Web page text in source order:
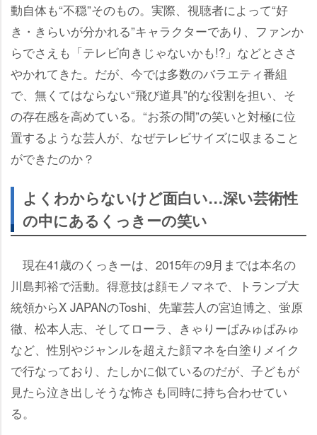
動自体も“不穏”そのもの。実際、視聴者によって“好
き・きらいが分かれる”キャラクターであり、ファンか
らでさえも「テレビ向きじゃないかも!?」などとささ
かれてきた。だが、今では多数のバラエティ番組
で、無くてはならない“飛び道具”的な役割を担い、そ
の存在感を高めている。“お茶の間”の笑いと対極に位
置するような芸人が、なぜテレビサイズに収まること
ができたのか？
よくわからないけど面白い…深い芸術性
の中にあるくっきーの笑い
現在41歳のくっきーは、2015年の9月までは本名の
川島邦裕で活動。得意技は顔モノマネで、トランプ大
統領からX JAPANのToshi、先輩芸人の宮迫博之、蛍原
徹、松本人志、そしてローラ、きゃりーぱみゅぱみゅ
など、性別やジャンルを超えた顔マネを白塗りメイク
で行なっており、たしかに似ているのだが、子どもが
見たら泣き出しそうな怖さも同時に持ち合わせてい
る。